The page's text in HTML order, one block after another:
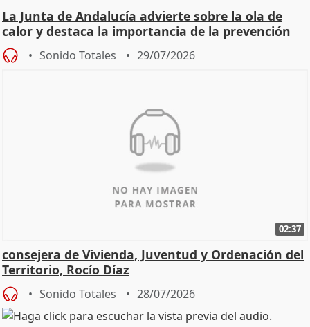
La Junta de Andalucía advierte sobre la ola de
calor y destaca la importancia de la prevención
Sonido Totales 29/07/2026
02:37
consejera de Vivienda, Juventud y Ordenación del
Territorio, Rocío Díaz
Sonido Totales 28/07/2026